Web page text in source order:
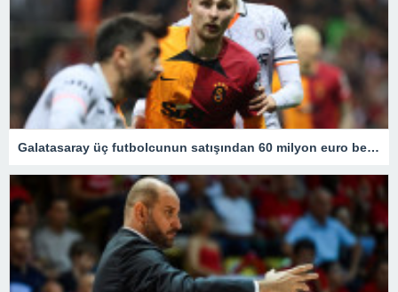
Galatasaray üç futbolcunun satışından 60 milyon euro bekliyor